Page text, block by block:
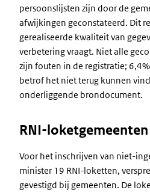
persoonslijsten zijn door de
afwijkingen geconstateerd. Dit
gerealiseerde kwaliteit van
verbetering vraagt. Niet alle
zijn fouten in de registratie;
betrof het niet terug kunnen
onderliggende brondocument.
RNI-loketgemeenten
Voor het inschrijven van niet-
minister 19 RNI-loketten,
gevestigd bij gemeenten. De